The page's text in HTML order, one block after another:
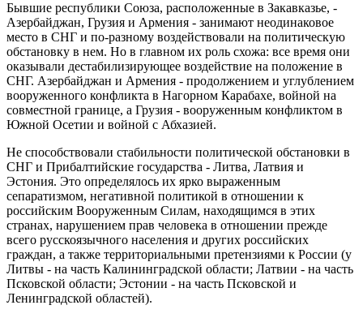
Бывшие республики Союза, расположенные в Закавказье, -
Азербайджан, Грузия и Армения - занимают неодинаковое
место в СНГ и по-разному воздействовали на политическую
обстановку в нем. Но в главном их роль схожа: все время они
оказывали дестабилизирующее воздействие на положение в
СНГ. Азербайджан и Армения - продолжением и углублением
вооруженного конфликта в Нагорном Карабахе, войной на
совместной границе, а Грузия - вооруженным конфликтом в
Южной Осетии и войной с Абхазией.
Не способствовали стабильности политической обстановки в
СНГ и Прибалтийские государства - Литва, Латвия и
Эстония. Это определялось их ярко выраженным
сепаратизмом, негативной политикой в отношении к
российским Вооруженным Силам, находящимся в этих
странах, нарушением прав человека в отношении прежде
всего русскоязычного населения и других российских
граждан, а также территориальными претензиями к России (у
Литвы - на часть Калининградской области; Латвии - на часть
Псковской области; Эстонии - на часть Псковской и
Ленинградской областей).